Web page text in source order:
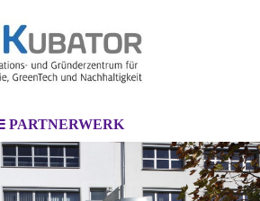
PARTNERWERK